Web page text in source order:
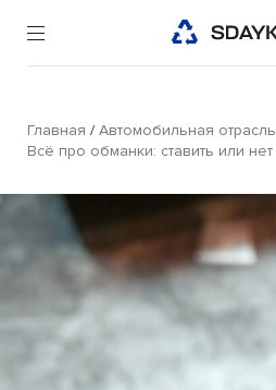
Главная / Автомобильная отрасль
Всё про обманки: ставить или нет